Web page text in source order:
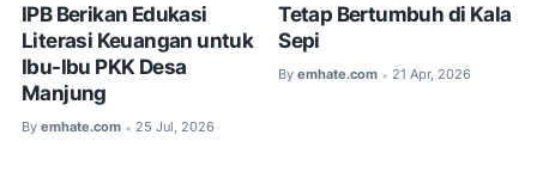
IPB Berikan Edukasi
Literasi Keuangan untuk
Ibu-Ibu PKK Desa
Manjung
By emhate.com • 25 Jul, 2026
Tetap Bertumbuh di Kala
Sepi
By emhate.com • 21 Apr, 2026